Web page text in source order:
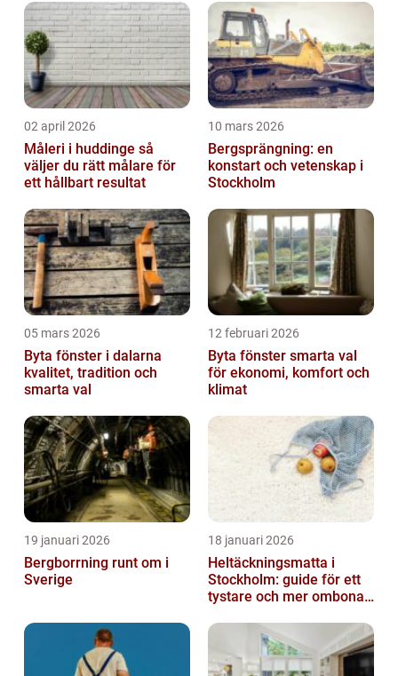
02 april 2026
Måleri i huddinge så
väljer du rätt målare för
ett hållbart resultat
10 mars 2026
Bergsprängning: en
konstart och vetenskap i
Stockholm
05 mars 2026
Byta fönster i dalarna
kvalitet, tradition och
smarta val
12 februari 2026
Byta fönster smarta val
för ekonomi, komfort och
klimat
19 januari 2026
Bergborrning runt om i
Sverige
18 januari 2026
Heltäckningsmatta i
Stockholm: guide för ett
tystare och mer ombonat